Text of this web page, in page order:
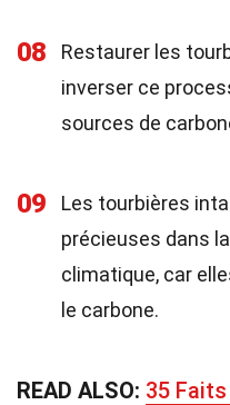
08
Restaurer les
inverser ce
sources de
09
Les tourbières
précieuses dans
climatique, car
le carbone.
READ ALSO: 35